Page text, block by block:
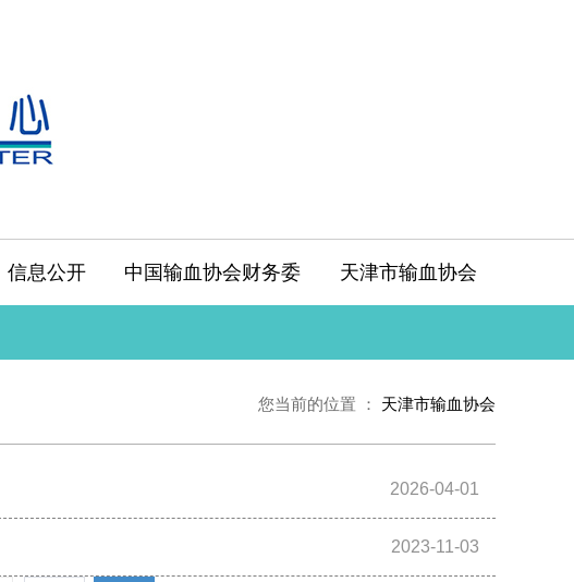
信息公开 中国输血协会财务委 天津市输血协会
您当前的位置 ： 天津市输血协会
2026-04-01
2023-11-03